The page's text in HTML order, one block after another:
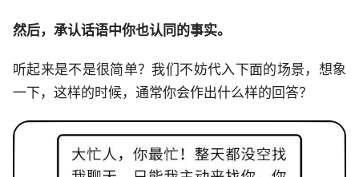
然后，承认话语中你也认同的事实。
听起来是不是很简单？我们不妨代入下面的场景，想象
一下，这样的时候，通常你会作出什么样的回答？